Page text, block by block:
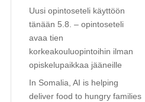
Uusi opintoseteli käyttöön
tänään 5.8. – opintoseteli
avaa tien
korkeakouluopintoihin ilman
opiskelupaikkaa jääneille
In Somalia, AI is helping
deliver food to hungry families